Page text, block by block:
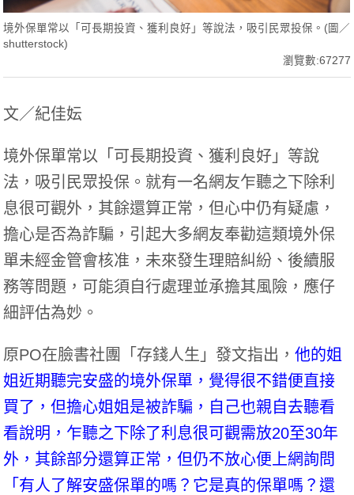
境外保單常以「可長期投資、獲利良好」等說法，吸引民眾投保。(圖／
shutterstock)
瀏覽數:67277
文／紀佳妘
境外保單常以「可長期投資、獲利良好」等說
法，吸引民眾投保。就有一名網友乍聽之下除利
息很可觀外，其餘還算正常，但心中仍有疑慮，
擔心是否為詐騙，引起大多網友奉勸這類境外保
單未經金管會核准，未來發生理賠糾紛、後續服
務等問題，可能須自行處理並承擔其風險，應仔
細評估為妙。
原PO在臉書社團 「存錢人生」發文指出，他的姐
姐近期聽完安盛的境外保單，覺得很不錯便直接
買了，但擔心姐姐是被詐騙，自己也親自去聽看
看說明，乍聽之下除了利息很可觀需放20至30年
外，其餘部分還算正常，但仍不放心便上網詢問
「有人了解安盛保單的嗎？它是真的保單嗎？還